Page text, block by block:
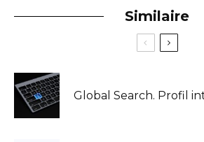
Similaire
Global Search. Profil